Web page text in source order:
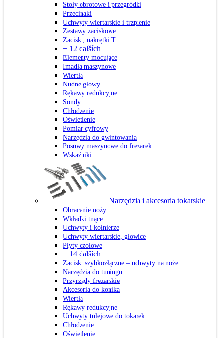
Stoły obrotowe i przegródki
Przecinaki
Uchwyty wiertarskie i trzpienie
Zestawy zaciskowe
Zaciski, nakrętki T
+ 12 dalších
Elementy mocujące
Imadła maszynowe
Wiertła
Nudne głowy
Rękawy redukcyjne
Sondy
Chłodzenie
Oświetlenie
Pomiar cyfrowy
Narzędzia do gwintowania
Posuwy maszynowe do frezarek
Wskaźniki
Narzędzia i akcesoria tokarskie
Obracanie noży
Wkładki tnące
Uchwyty i kołnierze
Uchwyty wiertarskie, głowice
Płyty czołowe
+ 14 dalších
Zaciski szybkozłączne – uchwyty na noże
Narzędzia do tuningu
Przyrządy frezarskie
Akcesoria do konika
Wiertła
Rękawy redukcyjne
Uchwyty tulejowe do tokarek
Chłodzenie
Oświetlenie